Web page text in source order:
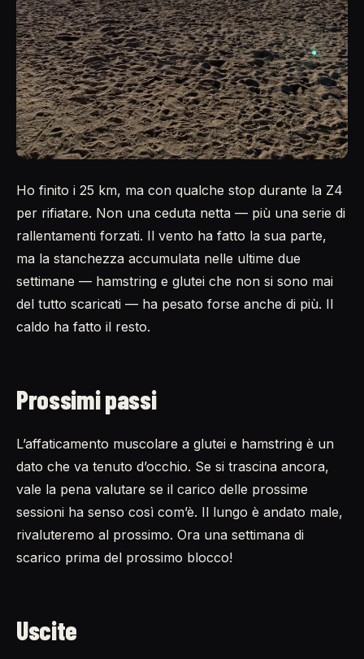
Ho finito i 25 km, ma con qualche stop durante la Z4
per rifiatare. Non una ceduta netta — più una serie di
rallentamenti forzati. Il vento ha fatto la sua parte,
ma la stanchezza accumulata nelle ultime due
settimane — hamstring e glutei che non si sono mai
del tutto scaricati — ha pesato forse anche di più. Il
caldo ha fatto il resto.
Prossimi passi
L’affaticamento muscolare a glutei e hamstring è un
dato che va tenuto d’occhio. Se si trascina ancora,
vale la pena valutare se il carico delle prossime
sessioni ha senso così com’è. Il lungo è andato male,
rivaluteremo al prossimo. Ora una settimana di
scarico prima del prossimo blocco!
Uscite